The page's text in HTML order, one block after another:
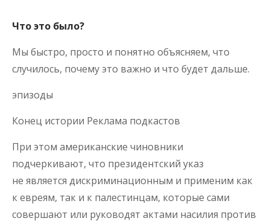
Что это было?
Мы быстро, просто и понятно объясняем, что
случилось, почему это важно и что будет дальше.
эпизоды
Конец истории Реклама подкастов
При этом американские чиновники
подчеркивают, что президентский указ
не является дискриминационным и применим как
к евреям, так и к палестинцам, которые сами
совершают или руководят актами насилия против